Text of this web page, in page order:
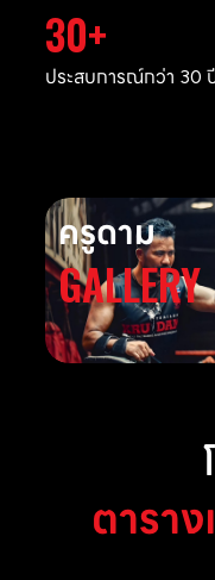
30
ประสบการณ์กว่า 30
ครูดาม
GALLERY
ตารา